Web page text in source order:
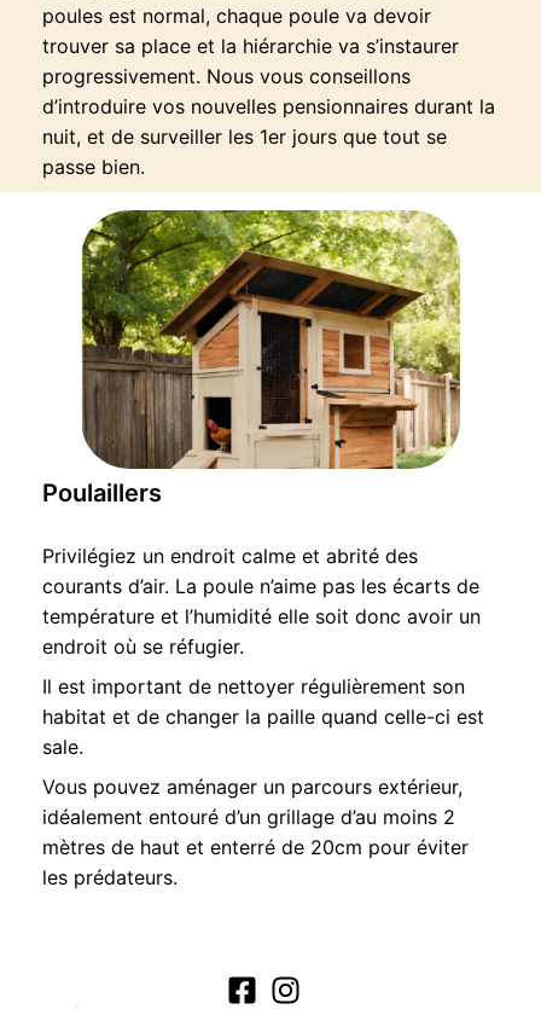
poules est normal, chaque poule va devoir
trouver sa place et la hiérarchie va s’instaurer
progressivement. Nous vous conseillons
d’introduire vos nouvelles pensionnaires durant la
nuit, et de surveiller les 1er jours que tout se
passe bien.
Poulaillers
Privilégiez un endroit calme et abrité des
courants d’air. La poule n’aime pas les écarts de
température et l’humidité elle soit donc avoir un
endroit où se réfugier.
Il est important de nettoyer régulièrement son
habitat et de changer la paille quand celle-ci est
sale.
Vous pouvez aménager un parcours extérieur,
idéalement entouré d’un grillage d’au moins 2
mètres de haut et enterré de 20cm pour éviter
les prédateurs.